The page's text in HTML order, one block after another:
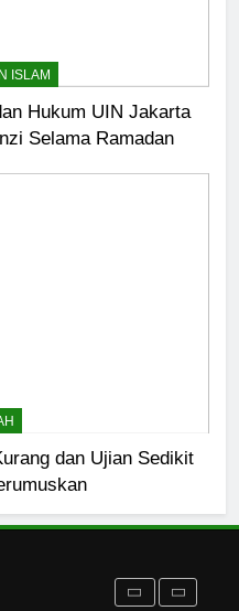
ISLAM
Hukum UIN Jakarta
Selama Ramadan
dan Ujian Sedikit
Romantisme
Seksual di
Kampus dan
ISLAM